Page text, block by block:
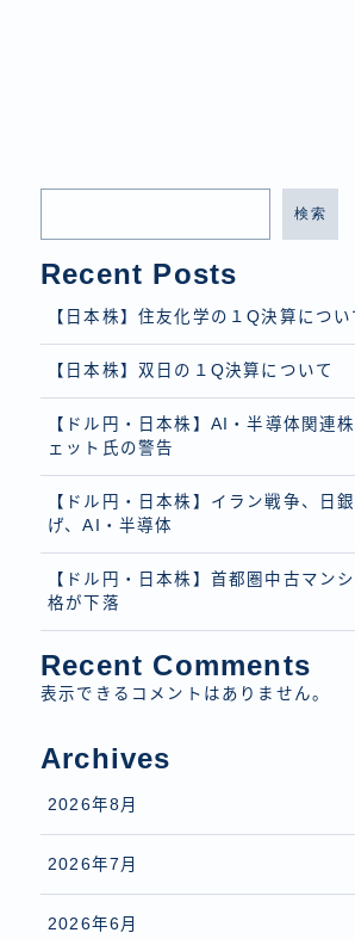
検索
Recent Posts
【日本株】住友化学の１Q決算につい
【日本株】双日の１Q決算について
【ドル円・日本株】AI・半導体関連
ェット氏の警告
【ドル円・日本株】イラン戦争、日
げ、AI・半導体
【ドル円・日本株】首都圏中古マン
格が下落
Recent Comments
表示できるコメントはありません。
Archives
2026年8月
2026年7月
2026年6月